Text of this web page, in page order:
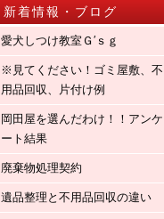
新着情報・ブログ
愛犬しつけ教室Ｇ′ｓｇ
※見てください！ゴミ屋敷、不
用品回収、片付け例
岡田屋を選んだわけ！！アンケ
ート結果
廃棄物処理契約
遺品整理と不用品回収の違い